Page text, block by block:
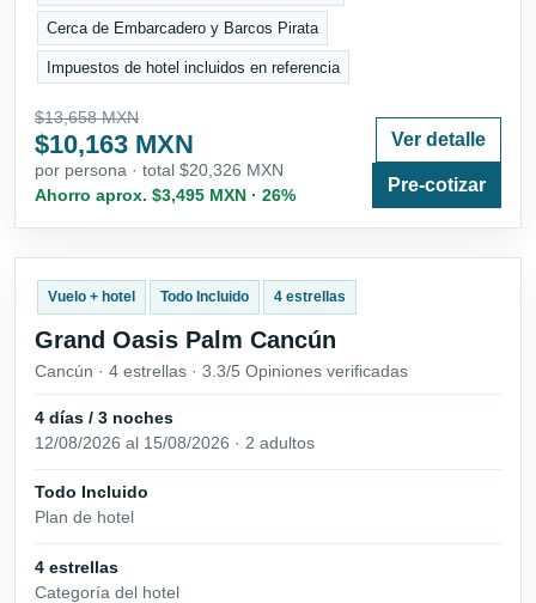
Cerca de Embarcadero y Barcos Pirata
Impuestos de hotel incluidos en referencia
$13,658 MXN
$10,163 MXN
por persona · total $20,326 MXN
Ahorro aprox. $3,495 MXN · 26%
Ver detalle
Pre-cotizar
Vuelo + hotel Todo Incluido 4 estrellas
Grand Oasis Palm Cancún
Cancún · 4 estrellas · 3.3/5 Opiniones verificadas
4 días / 3 noches
12/08/2026 al 15/08/2026 · 2 adultos
Todo Incluido
Plan de hotel
4 estrellas
Categoría del hotel